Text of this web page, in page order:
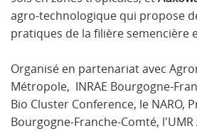
agro-technologique qui propose
pratiques de la filière semencière
Organisé en partenariat avec
Métropole, INRAE Bourgogne-
Bio Cluster Conference, le NARO,
Bourgogne-Franche-Comté,